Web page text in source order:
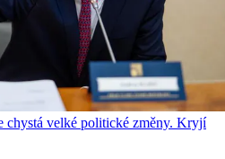
chystá velké politické změny. Kryjí